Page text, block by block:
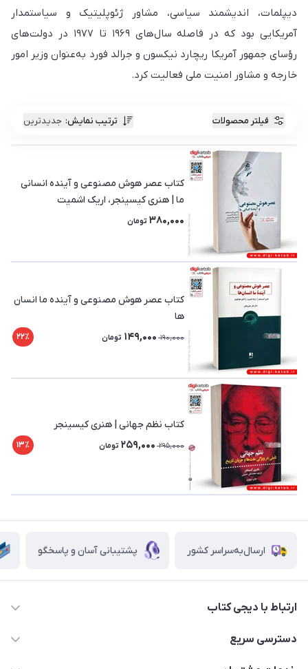
دیپلمات، اندیشمند سیاسی، مشاور ژئوپلیتیک و سیاستمدار
آمریکایی بود که در فاصله سال‌های ۱۹۶۹ تا ۱۹۷۷ در دولت‌های
رؤسای جمهور آمریکا ریچارد نیکسون و جرالد فورد به‌عنوان وزیر امور
خارجه و مشاور امنیت ملی فعالیت کرد.
فیلتر محصولات ترتیب نمایش: جدیدترین
کتاب عصر هوش مصنوعی و آینده انسانی
ما | هنری کیسینجر، اریک اشمیت
380,000 تومان
کتاب عصر هوش مصنوعی و آینده ما انسان
ها
190,000
149,000 تومان 22٪
کتاب نظم جهانی | هنری کیسینجر
295,000
259,000 تومان 13٪
ارسال‌به‌سراسر کشور پشتیبانی آسان و پاسخگو
ارتباط با دیجی کتاب
021-66483376
دسترسی سریع
کتاب (دسته‌بندی)